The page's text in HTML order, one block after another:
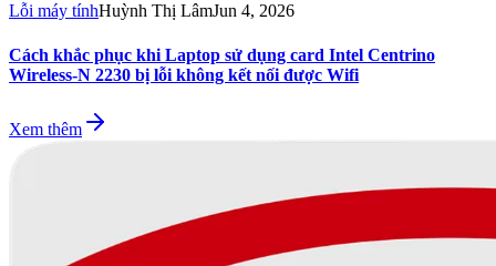
Lỗi máy tínhHuỳnh Thị LâmJun 4, 2026
Cách khắc phục khi Laptop sử dụng card Intel Centrino
Wireless-N 2230 bị lỗi không kết nối được Wifi
Xem thêm